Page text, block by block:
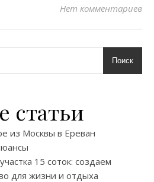
Нет комментариев
Поиск
статьи
из Москвы в Ереван
15 соток: создаем
для жизни и отдыха